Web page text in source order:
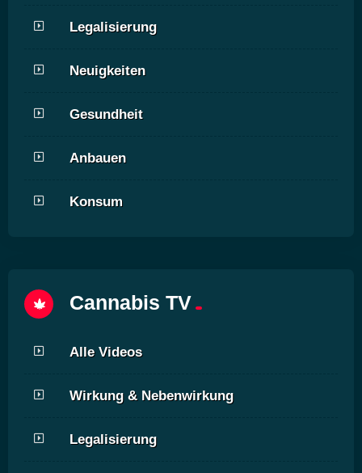
Legalisierung
Neuigkeiten
Gesundheit
Anbauen
Konsum
Cannabis TV
Alle Videos
Wirkung & Nebenwirkung
Legalisierung